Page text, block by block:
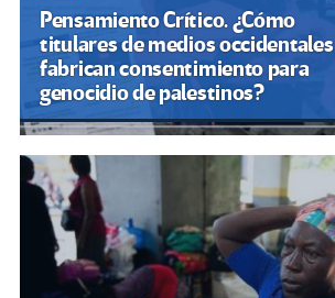
Pensamiento Crítico. ¿Cómo
titulares de medios occidentales
fabrican consentimiento para
genocidio de palestinos?